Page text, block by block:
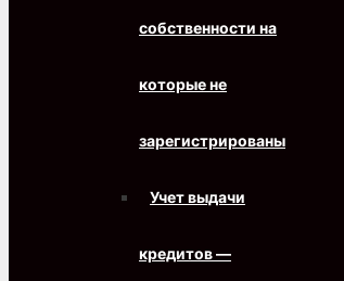
собственности на
которые не
зарегистрированы
Учет выдачи
кредитов —